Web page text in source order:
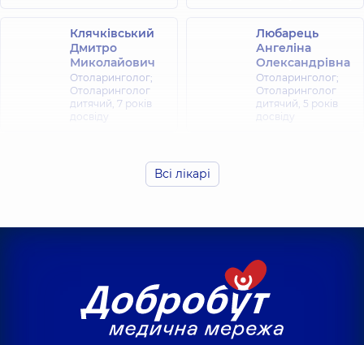
Клячківський
Дмитро
Миколайович
Отоларинголог;
Отоларинголог
дитячий, 7 років
досвіду
Любарець
Ангеліна
Олександрівна
Отоларинголог;
Отоларинголог
дитячий, 5 років
досвіду
Олександрівна
Отоларинголог;
досвіду
досвіду
Всі лікарі